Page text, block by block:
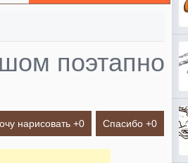
поэтапно
нарисовать +0 Спасибо +0